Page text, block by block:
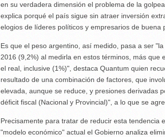
en su verdadera dimensión el problema de la
explica porqué el país sigue sin atraer inversión
elogios de líderes políticos y empresarios de buena
Es que el peso argentino, así medido, pasa a ser
2016 (9,2%) al medirla en estos términos, más que
el real, inclusive (1%)", destaca Quantum quien
resultado de una combinación de factores, que
elevada, aunque se reduce, y presiones derivadas
déficit fiscal (Nacional y Provincial)", a lo que se
Precisamente para tratar de reducir esta tendencia
"modelo económico" actual el Gobierno analiza